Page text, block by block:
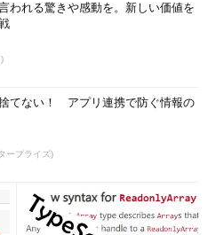
われる驚きや感動を。新しい価値を
てない！ アプリ連携で防ぐ情報の
ープライズ)